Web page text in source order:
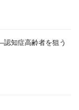
知症高齢者を狙う